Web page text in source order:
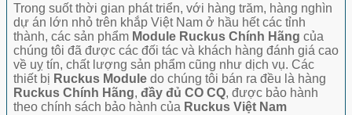
Trong suốt thời gian phát triển, với hàng trăm, hàng nghìn
dự án lớn nhỏ trên khắp Việt Nam ở hầu hết các tỉnh
thành, các sản phẩm Module Ruckus Chính Hãng của
chúng tôi đã được các đối tác và khách hàng đánh giá cao
về uỵ tín, chất lượng sản phẩm cũng như dịch vụ. Các
thiết bị Ruckus Module do chúng tôi bán ra đều là hàng
Ruckus Chính Hãng, đầy đủ CO CQ, được bảo hành
theo chính sách bảo hành của Ruckus Việt Nam